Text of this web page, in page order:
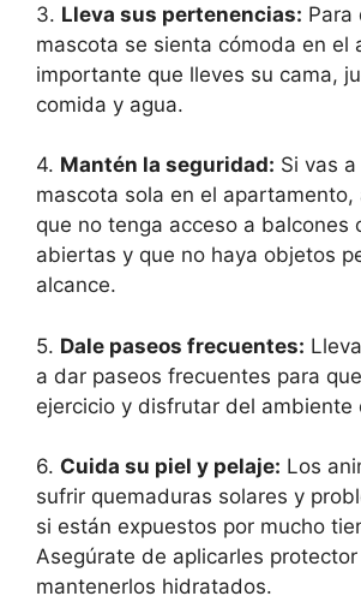
3. Lleva sus pertenencias: Para
mascota se sienta cómoda en el
importante que lleves su cama,
comida y agua.
4. Mantén la seguridad: Si vas
mascota sola en el apartamento,
que no tenga acceso a balcones
abiertas y que no haya objetos
alcance.
5. Dale paseos frecuentes:
a dar paseos frecuentes para
ejercicio y disfrutar del ambiente
6. Cuida su piel y pelaje: Los
sufrir quemaduras solares y
si están expuestos por mucho
Asegúrate de aplicarles
mantenerlos hidratados.